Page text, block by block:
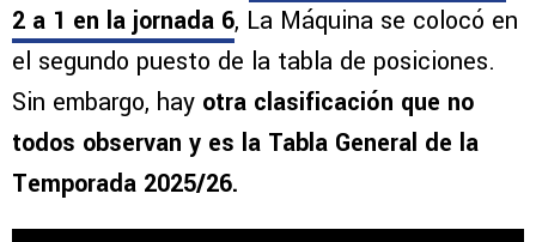
2 a 1 en la jornada 6, La Máquina se colocó en
el segundo puesto de la tabla de posiciones.
Sin embargo, hay otra clasificación que no
todos observan y es la Tabla General de la
Temporada 2025/26.